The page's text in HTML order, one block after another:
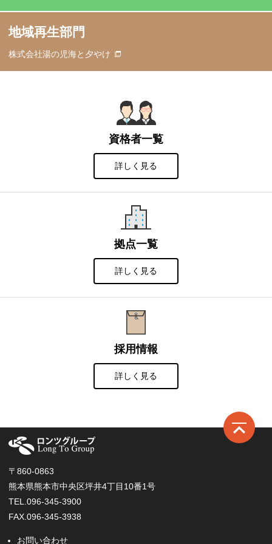
地域再生部門
株式会社湯の児海と夕やけ
資格者一覧
詳しく見る
拠点一覧
詳しく見る
採用情報
詳しく見る
〒860-0863
熊本県熊本市中央区坪井4丁目10番1号
TEL.096-345-3900
FAX.096-345-3938
お問い合わせ